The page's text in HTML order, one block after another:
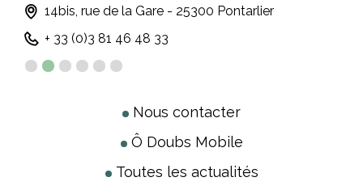
14bis, rue de la Gare - 25300 Pontarlier
+ 33 (0)3 81 46 48 33
Nous contacter
Ô Doubs Mobile
Toutes les actualités